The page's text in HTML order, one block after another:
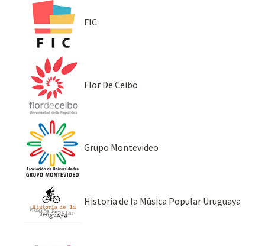
FIC
Flor De Ceibo
Grupo Montevideo
Historia de la Música Popular Uruguaya